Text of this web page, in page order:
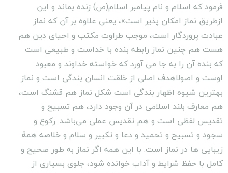
فرمود که اسلام و نام پیامبر اسلام(ص) زنده بماند و این
ازطریق نماز امکان پذیر است»، یعنی علاوه بر آن که نماز
عبادت پروردگار است، موجب طراوت مکتب و احیای دین هم
هست هم چنین نماز رابطه بنده با خداست و طبیعی است
که بنده آن را به جا می آورد که خواسته خداوند و معبود
اوست و اصولاهدف اصلی از خلقت انسان بندگی است و نماز
بهترین شیوه اظهار بندگی است شکل نماز هم قشنگ است،
هم معارف بلند اسلامی در آن وجود دارد، هم تسبیح و
تقدیس لفظی است و هم تقدیس عملی می‌باشد. رکوع و
سجود و تسبیح و تحمید و دعا و تکبیر و سلام و خلاصه همة
زیبایی ها در نماز است. با این همه اگر نماز به طور صحیح و
کامل با حفظ شرایط و آداب خوانده شود، جلوی بسیاری از